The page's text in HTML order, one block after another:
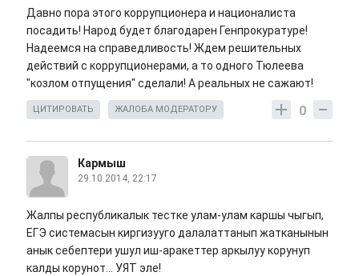
Давно пора этого коррупционера и националиста
посадить! Народ будет благодарен Генпрокуратуре!
Надеемся на справедливость! Ждем решительных
действий с коррупционерами, а то одного Тюлеева
"козлом отпущения" сделали! А реальных не сажают!
0
ЦИТИРОВАТЬ ЖАЛОБА МОДЕРАТОРУ
Кармыш
29.10.2014, 22:17
Жалпы республикалык тестке улам-улам каршы чыгып,
ЕГЭ системасын киргизууго далалаттанып жатканынын
анык себептери ушул иш-аракеттер аркылуу корунуп
калды корунот... УЯТ эле!